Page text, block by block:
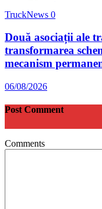
TruckNews 0
Două asociații ale
transformarea
mecanism
06/08/2026
Post Comment
Comments